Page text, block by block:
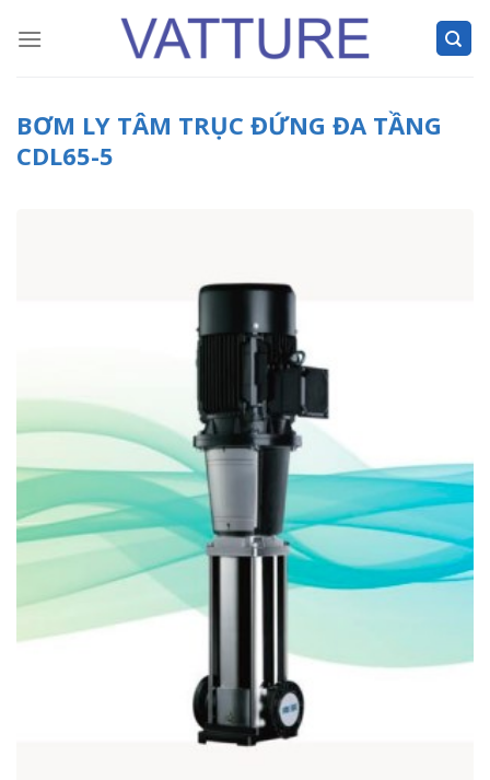
BƠM LY TÂM TRỤC ĐỨNG ĐA TẦNG
CDL65-5